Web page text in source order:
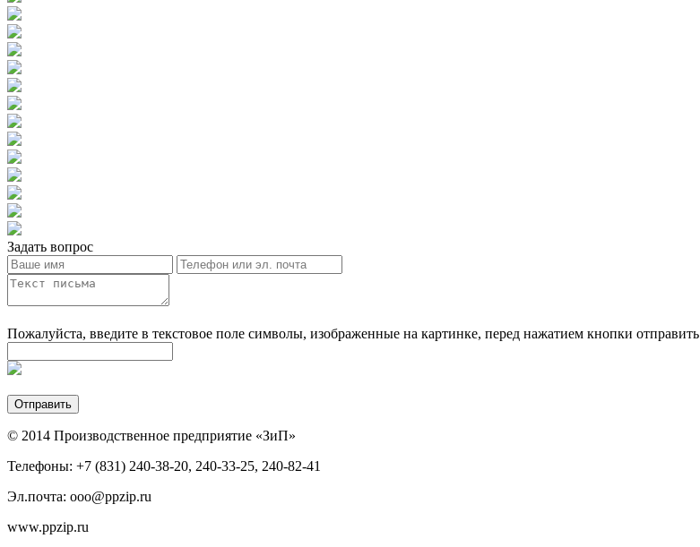
Задать вопрос
Пожалуйста, введите в текстовое поле символы, изображенные на картинке, перед нажатием кнопки отправить
© 2014 Производственное предприятие «ЗиП»
Телефоны: +7 (831) 240-38-20, 240-33-25, 240-82-41
Эл.почта: ooo@ppzip.ru
www.ppzip.ru